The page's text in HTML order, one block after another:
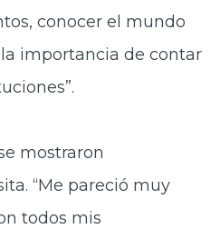
conocer el mundo
importancia de contar
mostraron
“Me pareció muy
todos mis